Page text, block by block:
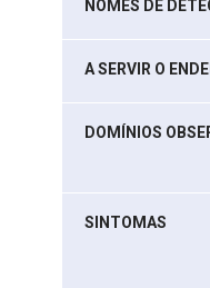
NOMES DE
A SERVIR O
DOMÍNIOS
SINTOMAS